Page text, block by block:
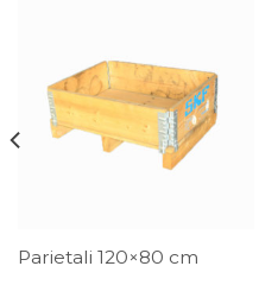
Parietali 120×80 cm